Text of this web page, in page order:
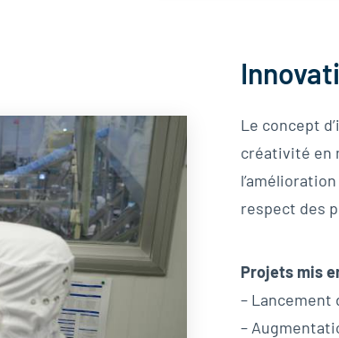
Le concept
créativité en
respect des
Projets mis
– Lancement
–